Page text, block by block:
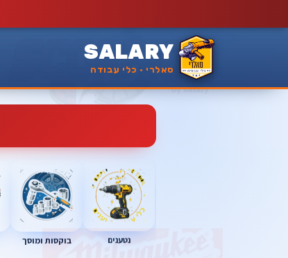
SALARY
סאלרי · כלי עבודה
נטענים בוקסות ומוסך